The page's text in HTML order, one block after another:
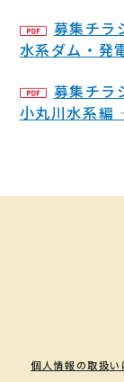
募集チラ
水系ダム・発
募集チ
小丸川水系編
個人情報の取扱い